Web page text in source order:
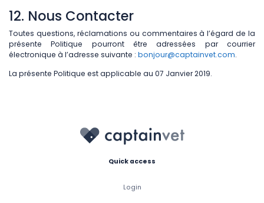
12. Nous Contacter
Toutes questions, réclamations ou commentaires à l’égard de la
présente Politique pourront être adressées par courrier
électronique à l’adresse suivante : bonjour@captainvet.com.
La présente Politique est applicable au 07 Janvier 2019.
Quick access
Login